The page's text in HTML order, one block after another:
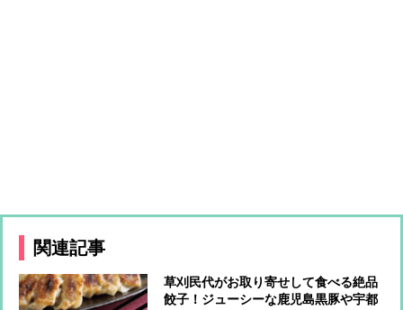
関連記事
草刈民代がお取り寄せして食べる絶品
餃子！ジューシーな鹿児島黒豚や宇都